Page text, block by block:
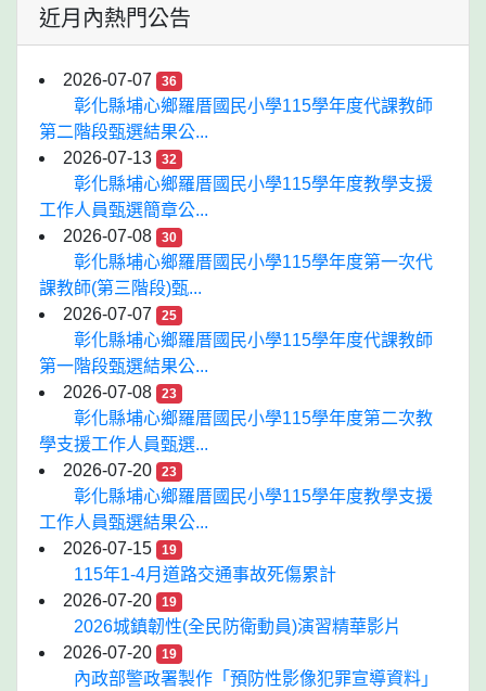
近月內熱門公告
2026-07-07 36
彰化縣埔心鄉羅厝國民小學115學年度代課教師
第二階段甄選結果公...
2026-07-13
32
彰化縣埔心鄉羅厝國民小學115學年度教學支援
工作人員甄選簡章公...
2026-07-08
30
彰化縣埔心鄉羅厝國民小學115學年度第一次代
課教師(第三階段)甄...
2026-07-07
25
彰化縣埔心鄉羅厝國民小學115學年度代課教師
第一階段甄選結果公...
2026-07-08
23
彰化縣埔心鄉羅厝國民小學115學年度第二次教
學支援工作人員甄選...
2026-07-20
23
彰化縣埔心鄉羅厝國民小學115學年度教學支援
工作人員甄選結果公...
2026-07-15
19
115年1-4月道路交通事故死傷累計
2026-07-20
19
2026城鎮韌性(全民防衛動員)演習精華影片
2026-07-20
19
內政部警政署製作「預防性影像犯罪宣導資料」